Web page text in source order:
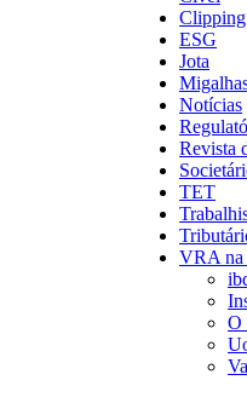
Clipping
ESG
Jota
Notícias
Revista
TET
VRA na
O